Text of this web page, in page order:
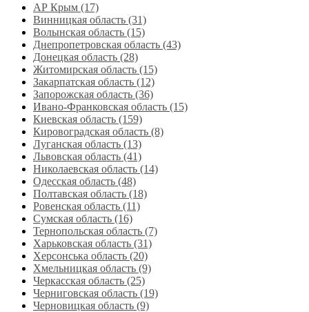
АР Крым (17)
Винницкая область (31)
Волынская область (15)
Днепропетровская область‎ (43)
Донецкая область (28)
Житомирская область (15)
Закарпатская область (12)
Запорожская область (36)
Ивано-Франковская область (15)
Киевская область (159)
Кировоградская область (8)
Луганская область‎ (13)
Львовская область‎ (41)
Николаевская область‎ (14)
Одесская область‎ (48)
Полтавская область (18)
Ровенская область‎ (11)
Сумская область‎ (16)
Тернопольская область‎ (7)
Харьковская область‎ (31)
Херсонська область‎ (20)
Хмельницкая область‎ (9)
Черкасская область‎ (25)
Черниговская область (19)
Черновицкая область (9)